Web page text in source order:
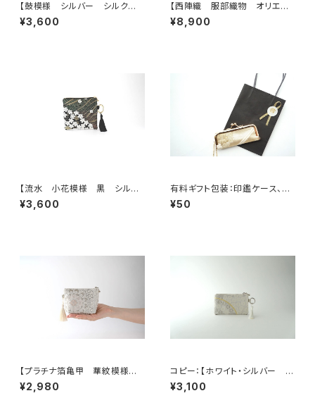
【鼓模様 シルバー シルク帯リ
メイク バッグチャーム型スクエ
アポーチ】メイクポーチ 旅
¥3,600
【西陣織 服部織物 オリエン
ト更紗 華紋様 薄グリーン・シ
ルバー シルク帯リメイク トー
¥8,900
【流水 小花模様 黒 シルク
帯リメイク バッグチャーム型ス
クエアポーチ】メイクポーチ 旅
¥3,600
有料ギフト包装：印鑑ケース、ミ
ニジュエリケース用ミニショッピ
ングバック
¥50
【プラチナ箔亀甲 華紋模様
シルク帯リメイク ミニポーチ】
カードケース、ポーチ小さめ、ジ
¥2,980
コピー：【ホワイト・シルバー シ
ルク帯 リメイク バッグチャー
ム型ミニポーチ】カードケース、
¥3,100